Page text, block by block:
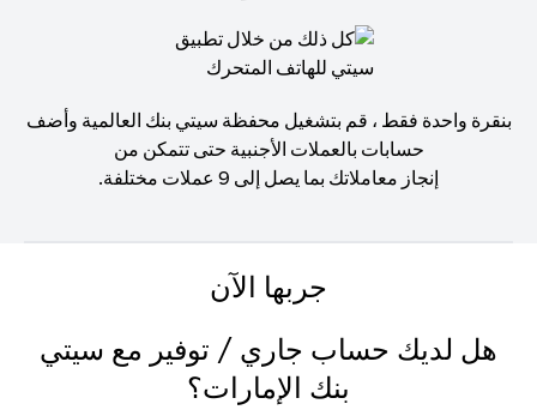
بنقرة واحدة فقط ، قم بتشغيل محفظة سيتي بنك العالمية وأضف
حسابات بالعملات الأجنبية حتى تتمكن من
إنجاز معاملاتك بما يصل إلى 9 عملات مختلفة.
جربها الآن
هل لديك حساب جاري / توفير مع سيتي
بنك الإمارات؟